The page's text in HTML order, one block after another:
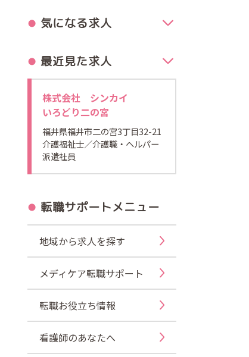
気になる求人
最近見た求人
株式会社 シンカイ
いろどり二の宮
福井県福井市二の宮3丁目32-21
介護福祉士／介護職・ヘルパー
派遣社員
転職サポートメニュー
地域から求人を探す
メディケア転職サポート
転職お役立ち情報
看護師のあなたへ